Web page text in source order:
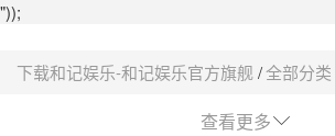
"));
下载和记娱乐-和记娱乐官方旗舰 全部分类
查看更多